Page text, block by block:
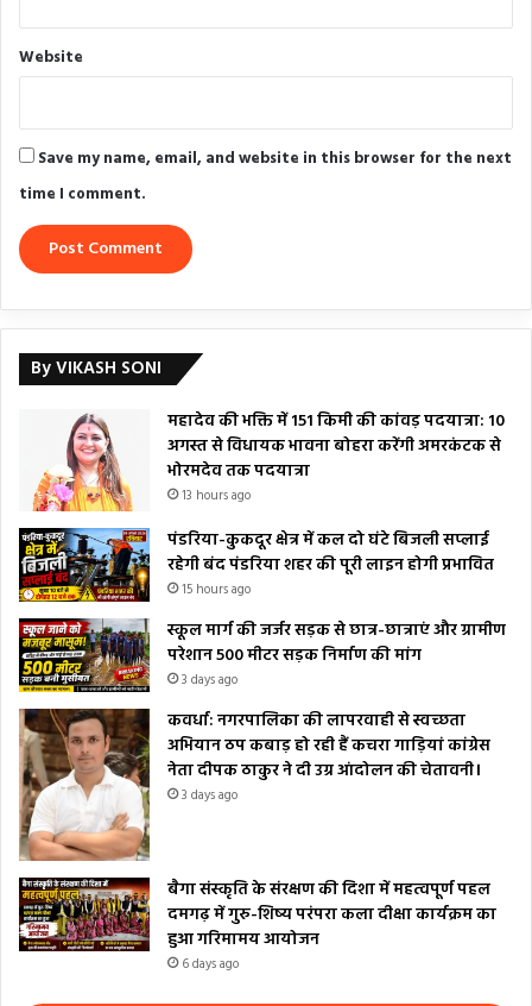
Website
Save my name, email, and website in this browser for the next
time I comment.
By VIKASH SONI
महादेव की भक्ति में 151 किमी की कांवड़ पदयात्रा: 10
अगस्त से विधायक भावना बोहरा करेंगी अमरकंटक से
भोरमदेव तक पदयात्रा
13 hours ago
पंडरिया-कुकदूर क्षेत्र में कल दो घंटे बिजली सप्लाई
रहेगी बंद पंडरिया शहर की पूरी लाइन होगी प्रभावित
15 hours ago
स्कूल मार्ग की जर्जर सड़क से छात्र-छात्राएं और ग्रामीण
परेशान 500 मीटर सड़क निर्माण की मांग
3 days ago
कवर्धा: नगरपालिका की लापरवाही से स्वच्छता
अभियान ठप कबाड़ हो रही हैं कचरा गाड़ियां कांग्रेस
नेता दीपक ठाकुर ने दी उग्र आंदोलन की चेतावनी।
3 days ago
बैगा संस्कृति के संरक्षण की दिशा में महत्वपूर्ण पहल
दमगढ़ में गुरु-शिष्य परंपरा कला दीक्षा कार्यक्रम का
हुआ गरिमामय आयोजन
6 days ago